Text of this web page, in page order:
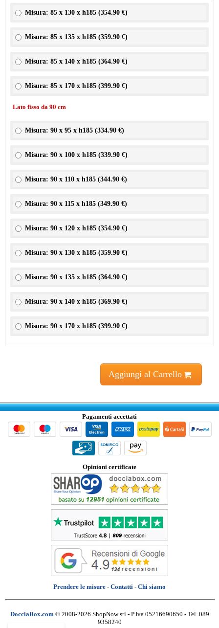
Misura: 85 x 130 x h185 (354.90 €)
Misura: 85 x 135 x h185 (359.90 €)
Misura: 85 x 140 x h185 (364.90 €)
Misura: 85 x 170 x h185 (399.90 €)
Lato fisso da 90 cm
Misura: 90 x 95 x h185 (334.90 €)
Misura: 90 x 100 x h185 (339.90 €)
Misura: 90 x 110 x h185 (344.90 €)
Misura: 90 x 115 x h185 (349.90 €)
Misura: 90 x 120 x h185 (354.90 €)
Misura: 90 x 130 x h185 (359.90 €)
Misura: 90 x 135 x h185 (364.90 €)
Misura: 90 x 140 x h185 (369.90 €)
Misura: 90 x 170 x h185 (399.90 €)
Aggiungi al Carrello
Pagamenti accettati
Opinioni certificate
Prendere le misure - Contatti - Chi siamo
DocciaBox.com © 2008-2026 ShopNow srl - P.Iva 05216690650 - Tel. 089
9358240